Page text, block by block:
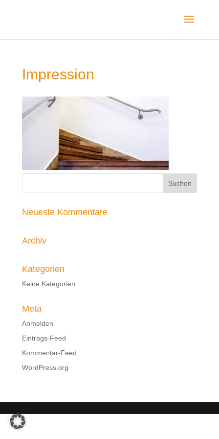
Impression
Neueste Kommentare
Archiv
Kategorien
Keine Kategorien
Meta
Anmelden
Eintrags-Feed
Kommentar-Feed
WordPress.org